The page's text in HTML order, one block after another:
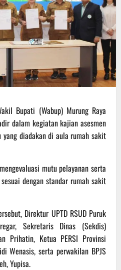
Bupati (Wabup) Murung Raya
dalam kegiatan kajian asesmen
yang diadakan di aula rumah sakit
mutu pelayanan serta
dengan standar rumah sakit
Direktur UPTD RSUD Puruk
Sekretaris Dinas (Sekdis)
Prihatin, Ketua PERSI Provinsi
Wenasis, serta perwakilan BPJS
Yupisa.